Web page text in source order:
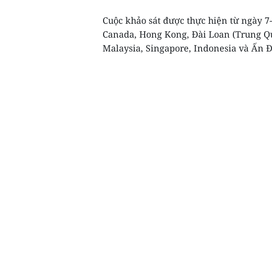
Cuộc khảo sát được thực hiện từ ngày
Canada, Hong Kong, Đài Loan (Trung
Malaysia, Singapore, Indonesia và Ấn